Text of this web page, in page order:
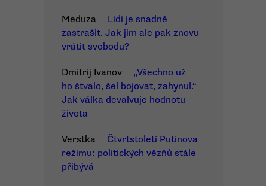
Meduza
Lidi je snadné
zastrašit. Jak jim ale pak znovu
vrátit svobodu?
Dmitrij Ivanov
„Všechno už
ho štvalo, šel bojovat, zahynul.“
Jak válka devalvuje hodnotu
života
Verstka
Čtvrtstoletí Putinova
režimu: politických vězňů stále
přibývá